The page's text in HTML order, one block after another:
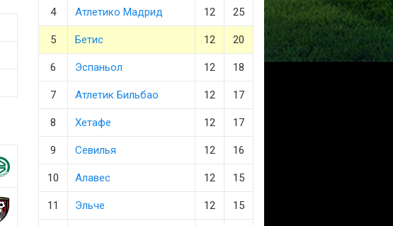
4 Атлетико Мадрид 12 25
5 Бетис 12 20
6 Эспаньол 12 18
7 Атлетик Бильбао 12 17
8 Хетафе 12 17
9 Севилья 12 16
10 Алавес 12 15
11 Эльче 12 15